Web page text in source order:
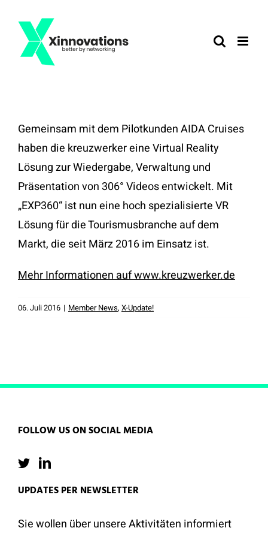
Inhalt
springen
Gemeinsam mit dem Pilotkunden AIDA Cruises
haben die kreuzwerker eine Virtual Reality
Lösung zur Wiedergabe, Verwaltung und
Präsentation von 306° Videos entwickelt. Mit
„EXP360“ ist nun eine hoch spezialisierte VR
Lösung für die Tourismusbranche auf dem
Markt, die seit März 2016 im Einsatz ist.
Mehr Informationen auf www.kreuzwerker.de
06. Juli 2016 | Member News, X-Update!
FOLLOW US ON SOCIAL MEDIA
UPDATES PER NEWSLETTER
Sie wollen über unsere Aktivitäten informiert